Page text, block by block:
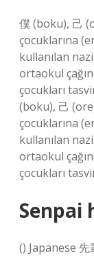
僕 (boku), 己
çocuklarına
kullanılan
ortaokul
çocukları
(boku), 己
çocuklarına
kullanılan
ortaokul
çocukları
Senpai
() Japanese 先